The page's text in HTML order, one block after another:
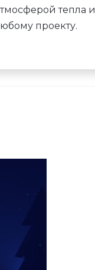
тепла и
проекту.